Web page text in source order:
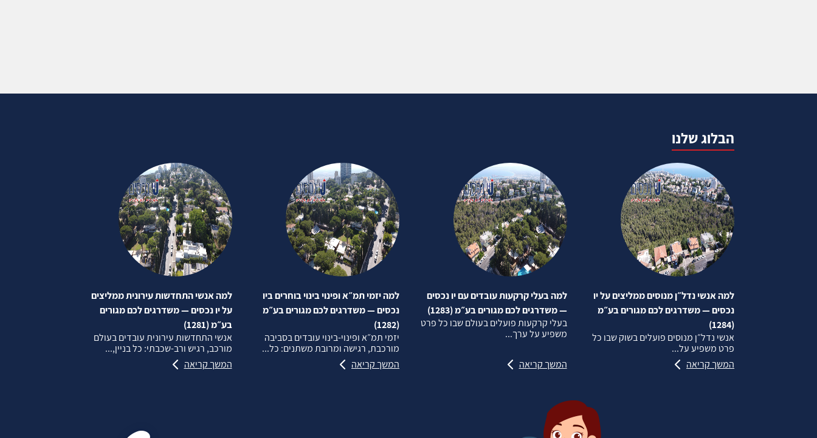
הבלוג שלנו
למה אנשי נדל״ן מנוסים ממליצים על יו
נכסים — משדרגים לכם מגורים בע״מ
(1284)
אנשי נדל״ן מנוסים פועלים בשוק שבו כל
פרט משפיע על...
המשך קריאה
למה בעלי קרקעות עובדים עם יו נכסים
— משדרגים לכם מגורים בע״מ (1283)
בעלי קרקעות פועלים בעולם שבו כל פרט
משפיע על ערך...
המשך קריאה
למה יזמי תמ״א ופינוי בינוי בוחרים ביו
נכסים — משדרגים לכם מגורים בע״מ
(1282)
יזמי תמ״א ופינוי‑בינוי עובדים בסביבה
מורכבת, רגישה ומרובת משתנים: כל...
המשך קריאה
למה אנשי התחדשות עירונית ממליצים
על יו נכסים — משדרגים לכם מגורים
בע״מ (1281)
אנשי התחדשות עירונית עובדים בעולם
מורכב, רגיש ורב‑שכבתי: כל בניין,...
המשך קריאה